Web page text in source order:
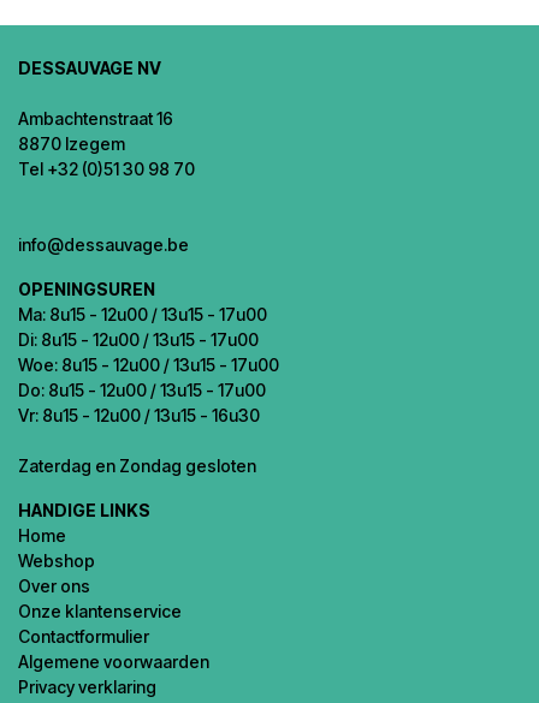
DESSAUVAGE NV
Ambachtenstraat 16
8870 Izegem
Tel +32 (0)51 30 98 70
info@dessauvage.be
OPENINGSUREN
Ma: 8u15 - 12u00 / 13u15 - 17u00
Di: 8u15 - 12u00 / 13u15 - 17u00
Woe: 8u15 - 12u00 / 13u15 - 17u00
Do: 8u15 - 12u00 / 13u15 - 17u00
Vr: 8u15 - 12u00 / 13u15 - 16u30
Zaterdag en Zondag gesloten
HANDIGE LINKS
Home
Webshop
Over ons
Onze klantenservice
Contactformulier
Algemene voorwaarden
Privacy verklaring